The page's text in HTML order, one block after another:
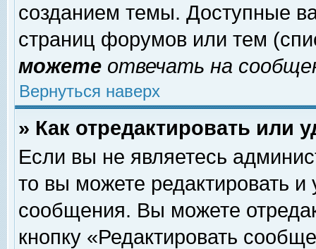
созданием темы. Доступные
страниц форумов или тем
можете отвечать на
Вернуться наверх
» Как отредактировать или
Если вы не являетесь
то вы можете редактировать и
сообщения. Вы можете
кнопку «Редактировать